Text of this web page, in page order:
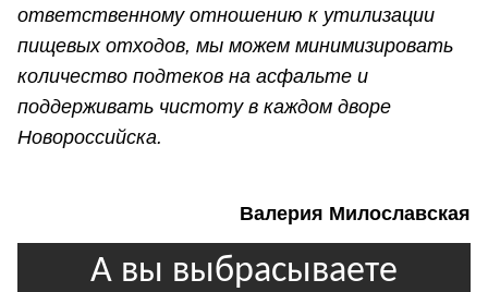
ответственному отношению к утилизации
пищевых отходов, мы можем минимизировать
количество подтеков на асфальте и
поддерживать чистоту в каждом дворе
Новороссийска.
Валерия Милославская